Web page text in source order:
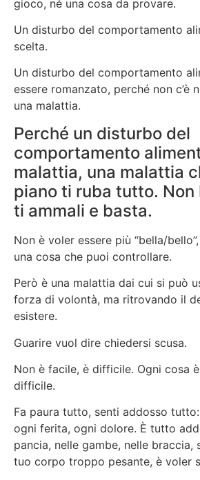
gioco, né una cosa da provare.
Un disturbo del comportamento
scelta.
Un disturbo del comportamento
essere romanzato, perché non c’è
una malattia.
Perché un disturbo del
comportamento
malattia, una malattia
piano ti ruba tutto. Non
ti ammali e basta.
Non è voler essere più “bella/
una cosa che puoi controllare.
Però è una malattia dai cui si può
forza di volontà, ma ritrovando il
esistere.
Guarire vuol dire chiedersi scusa.
Non è facile, è difficile. Ogni cosa
difficile.
Fa paura tutto, senti addosso
ogni ferita, ogni dolore. È tutto
pancia, nelle gambe, nelle braccia,
tuo corpo troppo pesante, è voler